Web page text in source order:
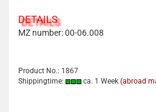
DETAILS
MZ number: 00-06.008
Product No.: 1867
Shippingtime:
ca. 1 Week (abroad